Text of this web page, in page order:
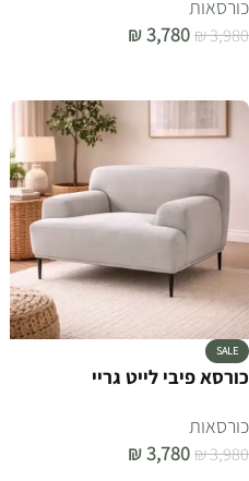
כורסאות
₪3,980
₪3,780
SALE
כורסא פיבי לייט גריי
כורסאות
₪3,980
₪3,780